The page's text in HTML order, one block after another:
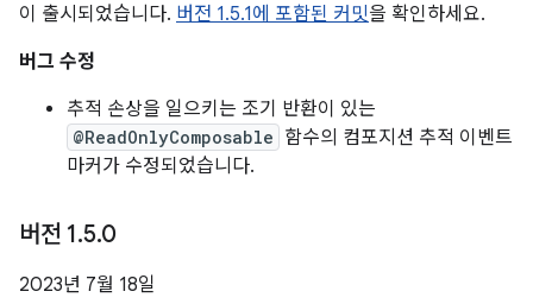
이 출시되었습니다. 버전 1.5.1에 포함된 커밋을 확인하세요.
버그 수정
추적 손상을 일으키는 조기 반환이 있는
@ReadOnlyComposable 함수의 컴포지션 추적 이벤트
마커가 수정되었습니다.
버전 1.5.0
2023년 7월 18일